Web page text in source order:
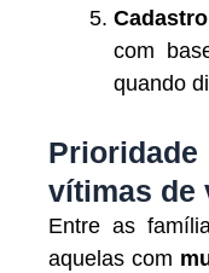
com
quando
vítimas de
Entre as
aquelas com